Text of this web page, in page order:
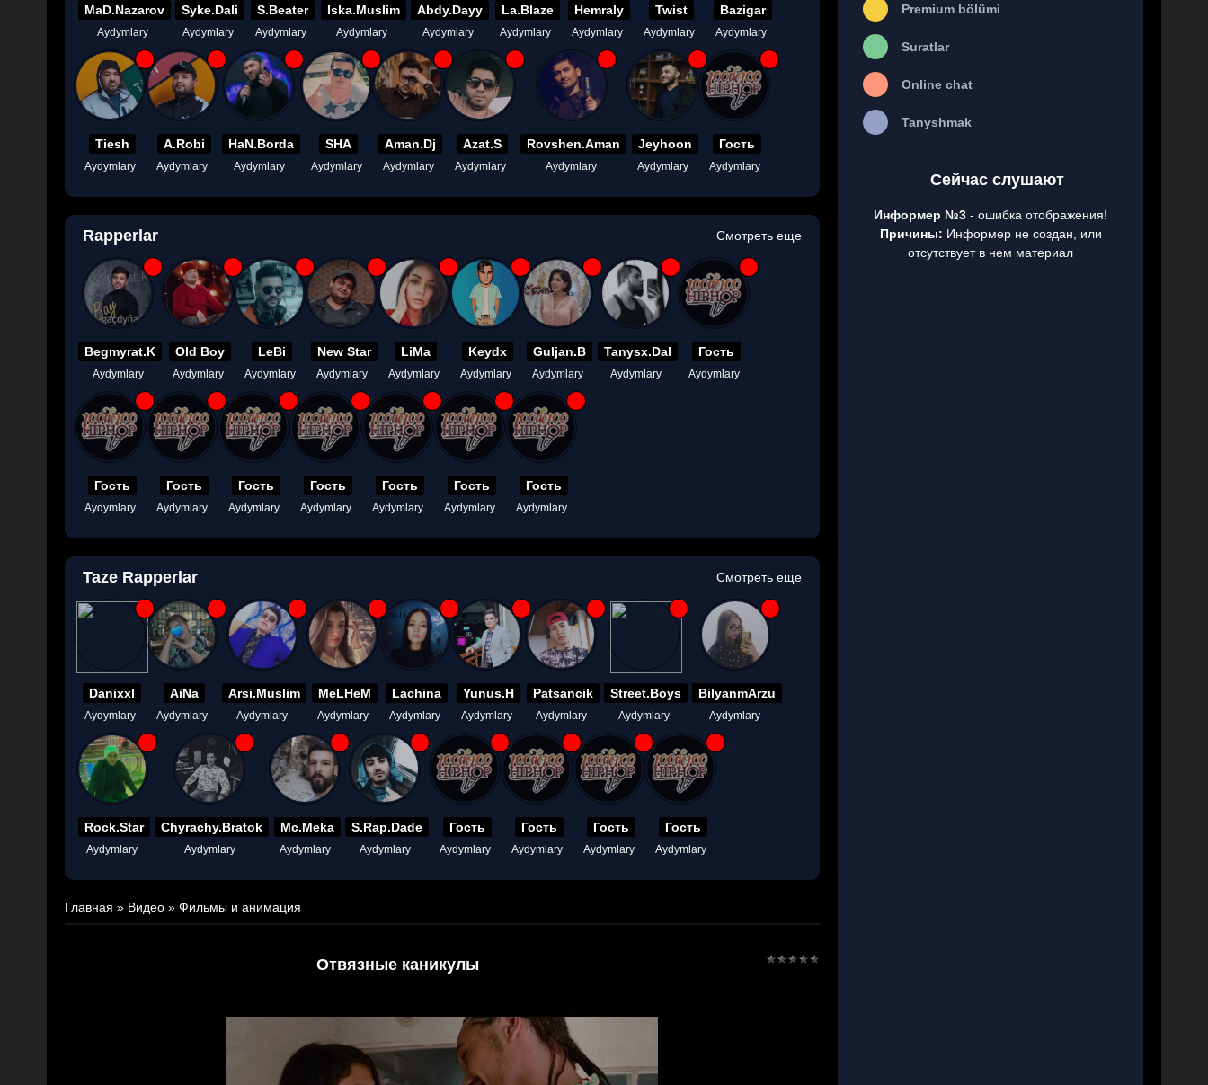
MaD.Nazarov
Aydymlary
Syke.Dali
Aydymlary
S.Beater
Aydymlary
Iska.Muslim
Aydymlary
Abdy.Dayy
Aydymlary
La.Blaze
Aydymlary
Hemraly
Aydymlary
Twist
Aydymlary
Bazigar
Aydymlary
Tiesh
Aydymlary
A.Robi
Aydymlary
HaN.Borda
Aydymlary
SHA
Aydymlary
Aman.Dj
Aydymlary
Azat.S
Aydymlary
Rovshen.Aman
Aydymlary
Jeyhoon
Aydymlary
Гость
Aydymlary
Rapperlar Смотреть еще
Begmyrat.K
Aydymlary
Old Boy
Aydymlary
LeBi
Aydymlary
New Star
Aydymlary
LiMa
Aydymlary
Keydx
Aydymlary
Guljan.B
Aydymlary
Tanysx.Dal
Aydymlary
Гость
Aydymlary
Гость
Aydymlary
Гость
Aydymlary
Гость
Aydymlary
Гость
Aydymlary
Гость
Aydymlary
Гость
Aydymlary
Гость
Aydymlary
Taze Rapperlar Смотреть еще
Danixxl
Aydymlary
AiNa
Aydymlary
Arsi.Muslim
Aydymlary
MeLHeM
Aydymlary
Lachina
Aydymlary
Yunus.H
Aydymlary
Patsancik
Aydymlary
Street.Boys
Aydymlary
BilyanmArzu
Aydymlary
Rock.Star
Aydymlary
Chyrachy.Bratok
Aydymlary
Mc.Meka
Aydymlary
S.Rap.Dade
Aydymlary
Гость
Aydymlary
Гость
Aydymlary
Гость
Aydymlary
Гость
Aydymlary
Главная » Видео » Фильмы и анимация
Отвязные каникулы
Premium bölümi
Suratlar
Online chat
Tanyshmak
Сейчас слушают
Информер №3 - ошибка отображения!
Причины: Информер не создан, или
отсутствует в нем материал